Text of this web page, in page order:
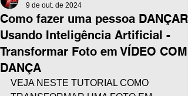
Como fazer uma pessoa DANÇAR
Usando Inteligência Artificial -
Transformar Foto em VÍDEO COM
DANÇA
9 de out. de 2024
VEJA NESTE TUTORIAL COMO